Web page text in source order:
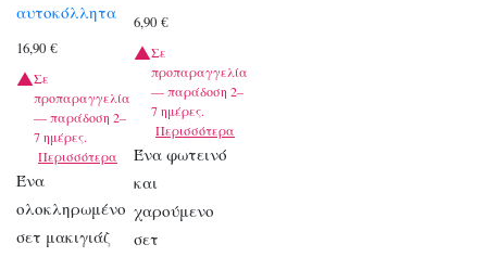
αυτοκόλλητα
16,90 €
Σε
προπαραγγελία
— παράδοση 2–
7 ημέρες.
Περισσότερα
Ένα
ολοκληρωμένο
σετ μακιγιάζ
6,90€
Σε
προπαραγγελία
— παράδοση 2–
7 ημέρες.
Περισσότερα
Ένα φωτεινό
και
χαρούμενο
σετ